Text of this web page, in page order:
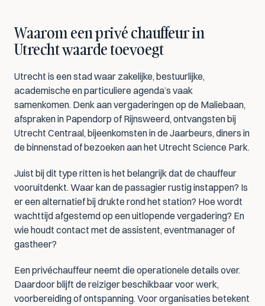
Waarom een privé chauffeur in
Utrecht waarde toevoegt
Utrecht is een stad waar zakelijke, bestuurlijke,
academische en particuliere agenda’s vaak
samenkomen. Denk aan vergaderingen op de Maliebaan,
afspraken in Papendorp of Rijnsweerd, ontvangsten bij
Utrecht Centraal, bijeenkomsten in de Jaarbeurs, diners in
de binnenstad of bezoeken aan het Utrecht Science Park.
Juist bij dit type ritten is het belangrijk dat de chauffeur
vooruitdenkt. Waar kan de passagier rustig instappen? Is
er een alternatief bij drukte rond het station? Hoe wordt
wachttijd afgestemd op een uitlopende vergadering? En
wie houdt contact met de assistent, eventmanager of
gastheer?
Een privéchauffeur neemt die operationele details over.
Daardoor blijft de reiziger beschikbaar voor werk,
voorbereiding of ontspanning. Voor organisaties betekent